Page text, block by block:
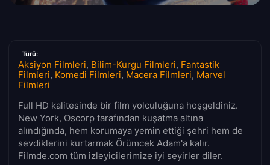
Türü:
Aksiyon Filmleri, Bilim-Kurgu Filmleri, Fantastik
Filmleri, Komedi Filmleri, Macera Filmleri, Marvel
Filmleri
Full HD kalitesinde bir film yolculuğuna hoşgeldiniz.
New York, Oscorp tarafından kuşatma altına
alındığında, hem korumaya yemin ettiği şehri hem de
sevdiklerini kurtarmak Örümcek Adam'a kalır.
Filmde.com tüm izleyicilerimize iyi seyirler diler.